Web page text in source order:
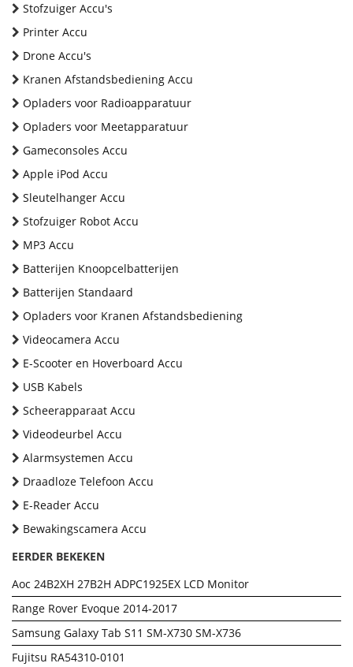
Stofzuiger Accu's
Printer Accu
Drone Accu's
Kranen Afstandsbediening Accu
Opladers voor Radioapparatuur
Opladers voor Meetapparatuur
Gameconsoles Accu
Apple iPod Accu
Sleutelhanger Accu
Stofzuiger Robot Accu
MP3 Accu
Batterijen Knoopcelbatterijen
Batterijen Standaard
Opladers voor Kranen Afstandsbediening
Videocamera Accu
E-Scooter en Hoverboard Accu
USB Kabels
Scheerapparaat Accu
Videodeurbel Accu
Alarmsystemen Accu
Draadloze Telefoon Accu
E-Reader Accu
Bewakingscamera Accu
EERDER BEKEKEN
Aoc 24B2XH 27B2H ADPC1925EX LCD Monitor
Range Rover Evoque 2014-2017
Samsung Galaxy Tab S11 SM-X730 SM-X736
Fujitsu RA54310-0101